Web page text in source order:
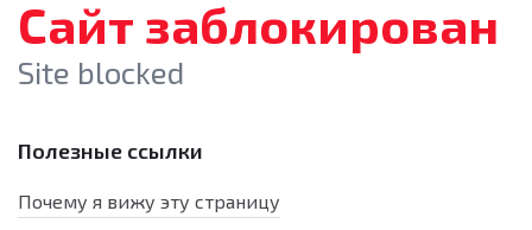
Сайт заблокирован
Site blocked
Полезные ссылки
Почему я вижу эту страницу